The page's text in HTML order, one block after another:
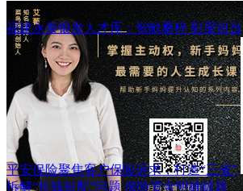
福建永泰银发人才库：智献桑梓 彰显担当
平安保险聚焦客户保险诉求，打造“三省”
拆解“长钱短配”问题 保险资金明确破题